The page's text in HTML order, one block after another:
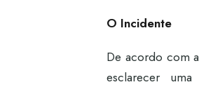
O Incidente
De acordo com
esclarecer